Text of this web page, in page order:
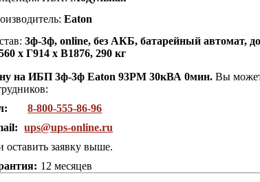
Eaton
3ф-3ф, online, без АКБ, батарейный автомат,
х Г914 х В1876, 290 кг
на ИБП 3ф-3ф Eaton 93PM 30кВА 0мин.Вы
8-800-555-86-96
ups@ups-online.ru
оставить заявку выше.
12 месяцев